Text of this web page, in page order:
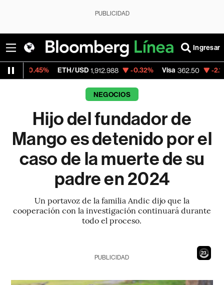
PUBLICIDAD
Ingresar
ETH/USD 1,912.988 -0.32% Visa 362.50 -2.15%
NEGOCIOS
Hijo del fundador de
Mango es detenido por el
caso de la muerte de su
padre en 2024
Un portavoz de la familia Andic dijo que la
cooperación con la investigación continuará durante
todo el proceso.
22
PUBLICIDAD